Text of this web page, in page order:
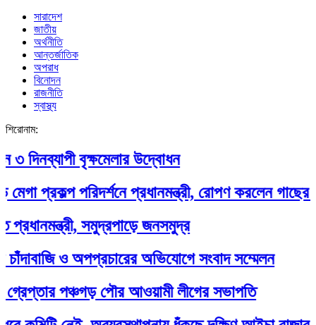
সারাদেশ
জাতীয়
অর্থনীতি
আন্তর্জাতিক
অপরাধ
বিনোদন
রাজনীতি
স্বাস্থ্য
শিরোনাম:
দিনব্যাপী বৃক্ষমেলার উদ্বোধন
মেগা প্রকল্প পরিদর্শনে প্রধানমন্ত্রী, রোপণ করলেন গাছের
প্রধানমন্ত্রী, সমুদ্রপাড়ে জনসমুদ্র
ও অপপ্রচারের অভিযোগে সংবাদ সম্মেলন
পঞ্চগড় পৌর আওয়ামী লীগের সভাপতি